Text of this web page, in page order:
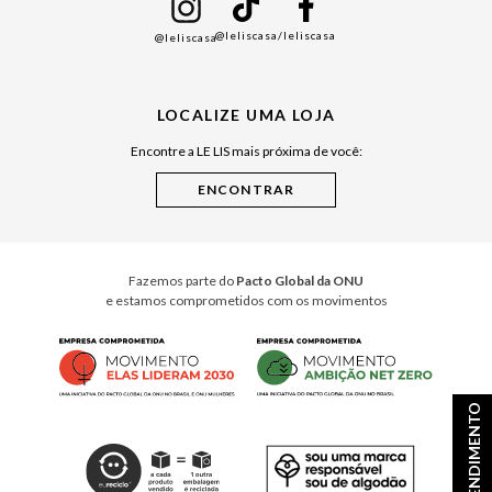
ATENDIMENTO
Cuidados Casa
@leliscasa@leliscasa/leliscasa
LOCALIZE UMA LOJA
Encontre a LE LIS mais próxima de você:
Fazemos parte do Pacto Global da ONU
e estamos comprometidos com os movimentos